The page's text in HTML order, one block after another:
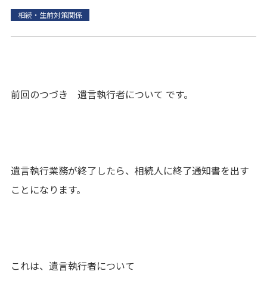
相続・生前対策関係
前回のつづき 遺言執行者について です。
遺言執行業務が終了したら、相続人に終了通知書を出す
ことになります。
これは、遺言執行者について